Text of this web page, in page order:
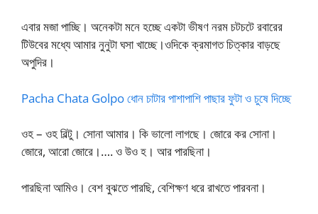
এবার মজা পাচ্ছি। অনেকটা মনে হচ্ছে একটা ভীষণ নরম চটচটে রবারের
টিউবের মধ্যে আমার নুনুটা ঘসা খাচ্ছে।ওদিকে ক্রমাগত চিত্কার বাড়ছে
অপুদির।
Pacha Chata Golpo ধোন চাটার পাশাপাশি পাছার ফুটা ও চুষে দিচ্ছে
ওহ – ওহ বিল্টু। সোনা আমার। কি ভালো লাগছে। জোরে কর সোনা।
জোরে, আরো জোরে।…. ও উও হ। আর পারছিনা।
পারছিনা আমিও। বেশ বুঝতে পারছি, বেশিক্ষণ ধরে রাখতে পারবনা।